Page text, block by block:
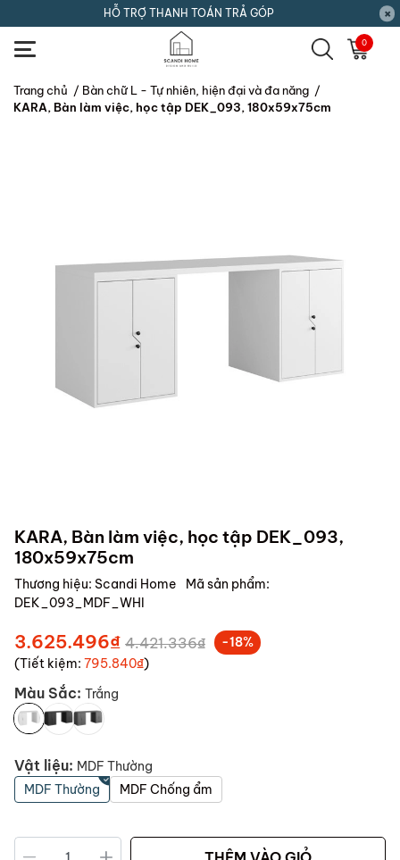
HỖ TRỢ THANH TOÁN TRẢ GÓP
0
Trang chủ / Bàn chữ L - Tự nhiên, hiện đại và đa năng /
KARA, Bàn làm việc, học tập DEK_093, 180x59x75cm
KARA, Bàn làm việc, học tập DEK_093,
180x59x75cm
Thương hiệu: Scandi Home
Mã sản phẩm:
DEK_093_MDF_WHI
3.625.496₫ 4.421.336₫
-18%
(Tiết kiệm: 795.840₫)
Màu Sắc: Trắng
Vật liệu: MDF Thường
MDF Thường
MDF Chống ẩm